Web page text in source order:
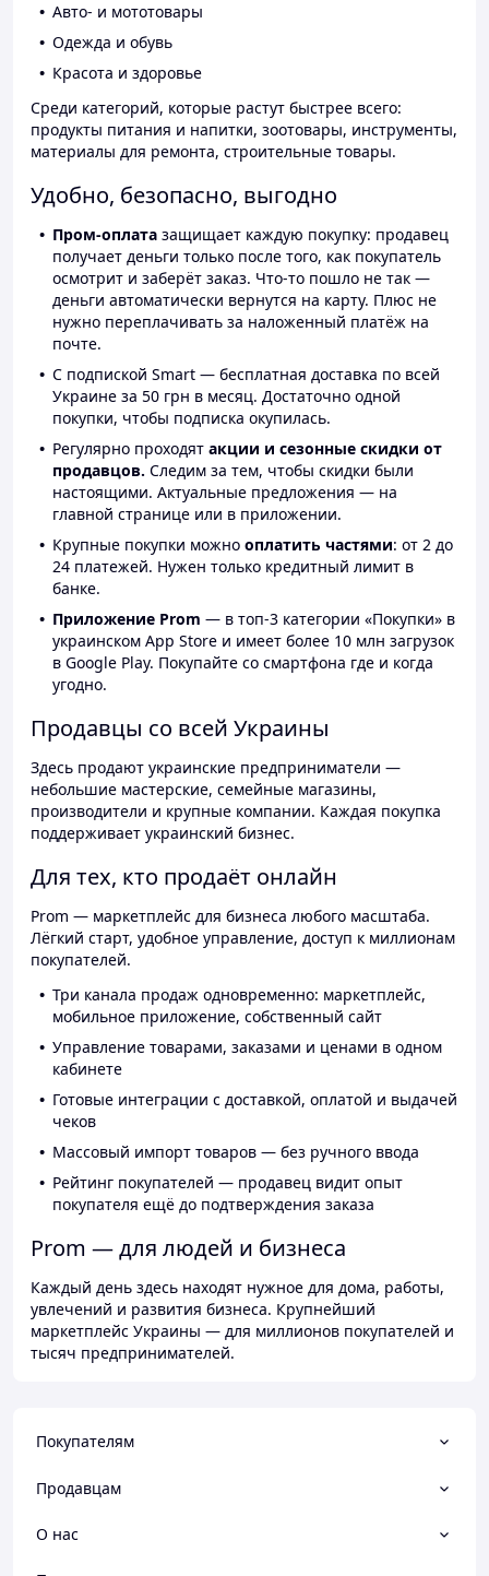
Авто- и мототовары
Одежда и обувь
Красота и здоровье
Среди категорий, которые растут быстрее всего:
продукты питания и напитки, зоотовары, инструменты,
материалы для ремонта, строительные товары.
Удобно, безопасно, выгодно
Пром-оплата защищает каждую покупку: продавец
получает деньги только после того, как покупатель
осмотрит и заберёт заказ. Что-то пошло не так —
деньги автоматически вернутся на карту. Плюс не
нужно переплачивать за наложенный платёж на
почте.
С подпиской Smart — бесплатная доставка по всей
Украине за 50 грн в месяц. Достаточно одной
покупки, чтобы подписка окупилась.
Регулярно проходят акции и сезонные скидки от
продавцов. Следим за тем, чтобы скидки были
настоящими. Актуальные предложения — на
главной странице или в приложении.
Крупные покупки можно оплатить частями: от 2 до
24 платежей. Нужен только кредитный лимит в
банке.
Приложение Prom — в топ-3 категории «Покупки» в
украинском App Store и имеет более 10 млн загрузок
в Google Play. Покупайте со смартфона где и когда
угодно.
Продавцы со всей Украины
Здесь продают украинские предприниматели —
небольшие мастерские, семейные магазины,
производители и крупные компании. Каждая покупка
поддерживает украинский бизнес.
Для тех, кто продаёт онлайн
Prom — маркетплейс для бизнеса любого масштаба.
Лёгкий старт, удобное управление, доступ к миллионам
покупателей.
Три канала продаж одновременно: маркетплейс,
мобильное приложение, собственный сайт
Управление товарами, заказами и ценами в одном
кабинете
Готовые интеграции с доставкой, оплатой и выдачей
чеков
Массовый импорт товаров — без ручного ввода
Рейтинг покупателей — продавец видит опыт
покупателя ещё до подтверждения заказа
Prom — для людей и бизнеса
Каждый день здесь находят нужное для дома, работы,
увлечений и развития бизнеса. Крупнейший
маркетплейс Украины — для миллионов покупателей и
тысяч предпринимателей.
Покупателям
Продавцам
О нас